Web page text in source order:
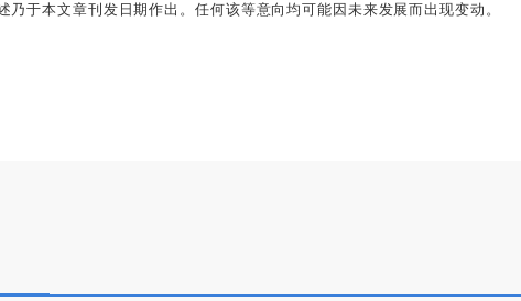
乃于本文章刊发日期作出。任何该等意向均可能因未来发展而出现变动。